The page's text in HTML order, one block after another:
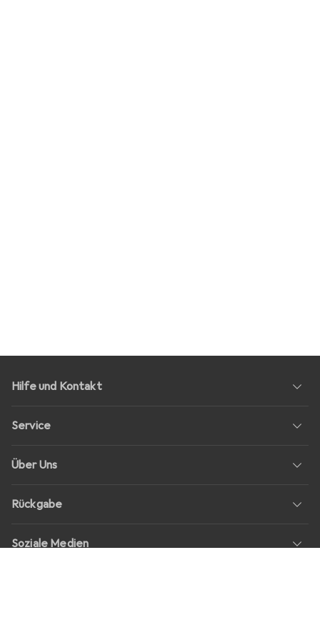
Hilfe und Kontakt
Service
Über Uns
Rückgabe
Soziale Medien